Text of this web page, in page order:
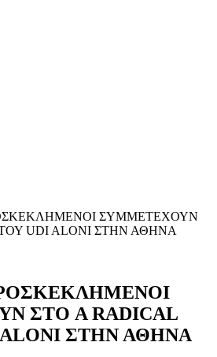
ΣΥΜΜΕΤΕΧΟΥΝ
ΤΟΥ UDI ALONI ΣΤΗΝ ΑΘΗΝΑ
ΣΤΟ A RADICAL
ALONI ΣΤΗΝ ΑΘΗΝΑ